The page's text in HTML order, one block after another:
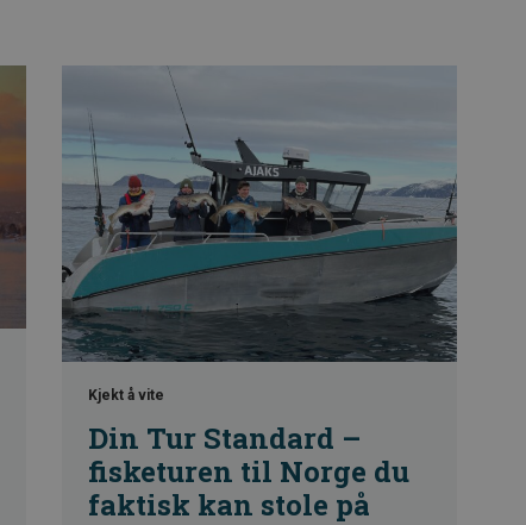
Kjekt å vite
Din Tur Standard –
fisketuren til Norge du
faktisk kan stole på